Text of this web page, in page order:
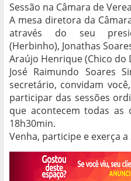
Sessão na Câmara de
A mesa diretora da
através do seu
(Herbinho), Jonathas
Araújo Henrique (Chico
José Raimundo Soares
secretário, convidam
participar das sessões
que acontecem todas as
18h30min.
Venha, participe e exerça